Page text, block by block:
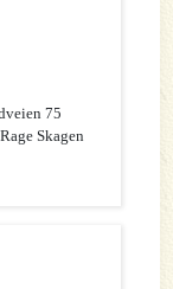
75
Skagen